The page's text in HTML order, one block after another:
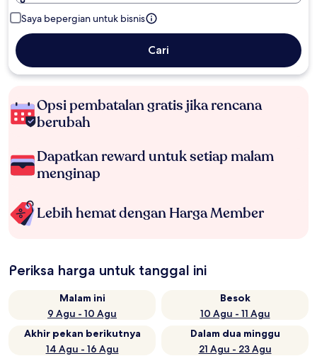
Saya bepergian untuk bisnis
Cari
Opsi pembatalan gratis jika rencana
berubah
Dapatkan reward untuk setiap malam
menginap
Lebih hemat dengan Harga Member
Periksa harga untuk tanggal ini
Malam ini
9 Agu - 10 Agu
Besok
10 Agu - 11 Agu
Akhir pekan berikutnya
14 Agu - 16 Agu
Dalam dua minggu
21 Agu - 23 Agu